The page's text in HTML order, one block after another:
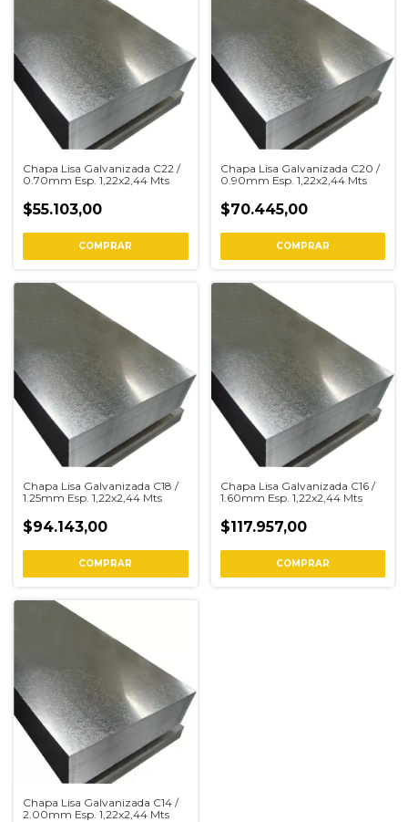
Chapa Lisa Galvanizada C22 /
0.70mm Esp. 1,22x2,44 Mts
$55.103,00
COMPRAR
Chapa Lisa Galvanizada C20 /
0.90mm Esp. 1,22x2,44 Mts
$70.445,00
COMPRAR
Chapa Lisa Galvanizada C18 /
1.25mm Esp. 1,22x2,44 Mts
$94.143,00
COMPRAR
Chapa Lisa Galvanizada C16 /
1.60mm Esp. 1,22x2,44 Mts
$117.957,00
COMPRAR
Chapa Lisa Galvanizada C14 /
2.00mm Esp. 1,22x2,44 Mts